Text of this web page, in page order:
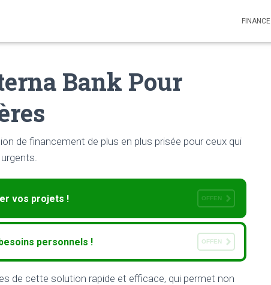
FINANCE
Bank Pour
de financement de plus en plus prisée pour ceux qui
vos projets ! OFFEN
personnels ! OFFEN
de cette solution rapide et efficace, qui permet non